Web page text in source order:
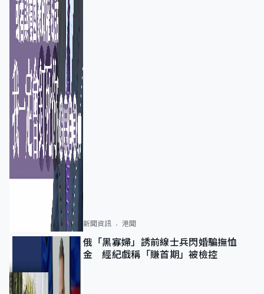
新聞資訊 港聞
俄「黑寡婦」誘前線士兵閃婚騙撫恤
金 經紀戲稱「賺首期」被檢控